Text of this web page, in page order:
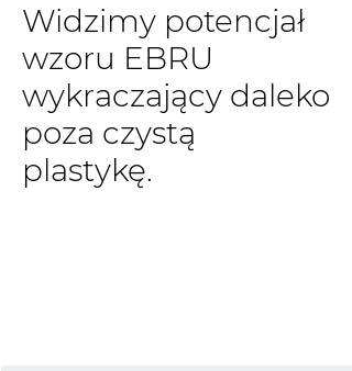
Widzimy potencjał
wzoru EBRU
wykraczający daleko
poza czystą
plastykę.